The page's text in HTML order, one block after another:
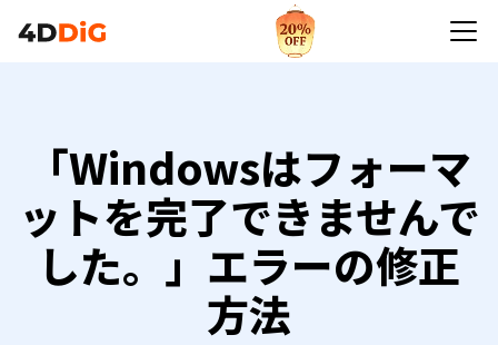
「Windowsはフォーマ
ットを完了できませんで
した。」エラーの修正
方法